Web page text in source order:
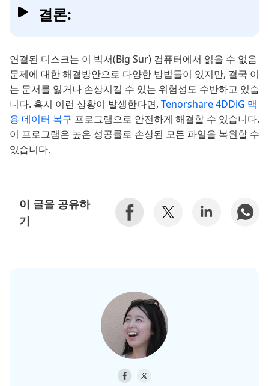
결론:
연결된 디스크는 이 빅서(Big Sur) 컴퓨터에서 읽을 수 없음
문제에 대한 해결방안으로 다양한 방법들이 있지만, 결국 이
는 문서를 잃거나 손상시킬 수 있는 위험성도 수반하고 있습
니다. 혹시 이런 상황이 발생한다면, Tenorshare 4DDiG 맥
용 데이터 복구 프로그램으로 안전하게 해결할 수 있습니다.
이 프로그램은 높은 성공률로 손상된 모든 파일을 복원할 수
있습니다.
이 글을 공유하
기